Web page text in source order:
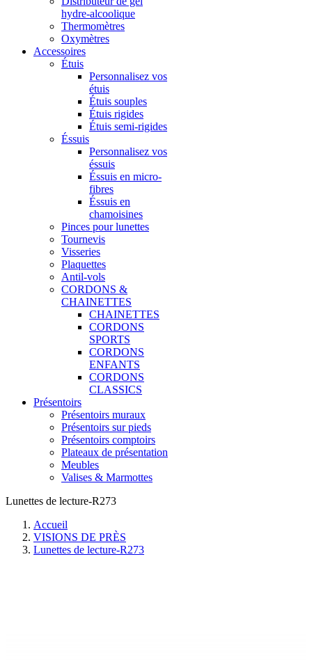
hydre-alcoolique
Thermomètres
Oxymètres
Accessoires
Étuis
Personnalisez vos
étuis
Étuis souples
Étuis rigides
Étuis semi-rigides
Éssuis
Personnalisez vos
éssuis
Éssuis en micro-
fibres
Éssuis en
chamoisines
Pinces pour lunettes
Tournevis
Visseries
Plaquettes
Antil-vols
CORDONS &
CHAINETTES
CHAINETTES
CORDONS
SPORTS
CORDONS
ENFANTS
CORDONS
CLASSICS
Présentoirs
Présentoirs muraux
Présentoirs sur pieds
Présentoirs comptoirs
Plateaux de présentation
Meubles
Valises & Marmottes
Lunettes de lecture-R273
Accueil
VISIONS DE PRÈS
Lunettes de lecture-R273